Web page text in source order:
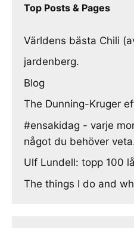
Top Posts & Pages
Världens bästa Chili
jardenberg.
Blog
The Dunning-Kruger
#ensakidag - varje
något du behöver
Ulf Lundell: topp 100
The things I do and